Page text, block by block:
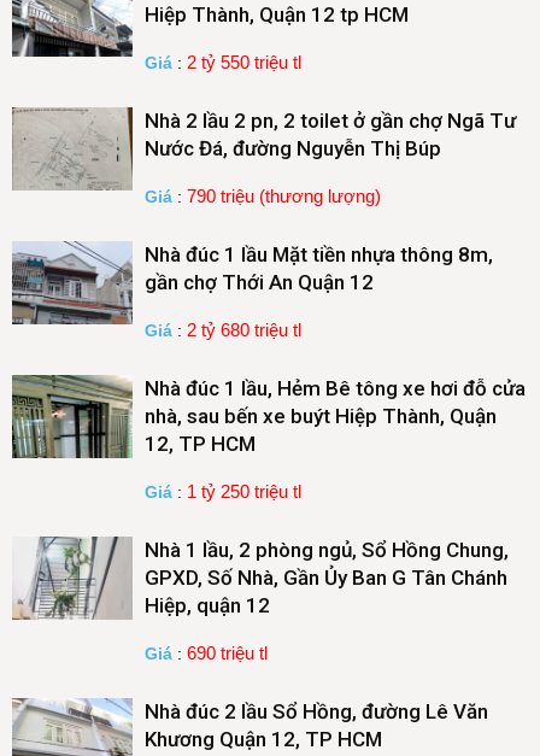
Hiệp Thành, Quận 12 tp HCM
Giá : 2 tỷ 550 triệu tl
Nhà 2 lầu 2 pn, 2 toilet ở gần chợ Ngã Tư
Nước Đá, đường Nguyễn Thị Búp
Giá : 790 triệu (thương lượng)
Nhà đúc 1 lầu Mặt tiền nhựa thông 8m,
gần chợ Thới An Quận 12
Giá : 2 tỷ 680 triệu tl
Nhà đúc 1 lầu, Hẻm Bê tông xe hơi đỗ cửa
nhà, sau bến xe buýt Hiệp Thành, Quận
12, TP HCM
Giá : 1 tỷ 250 triệu tl
Nhà 1 lầu, 2 phòng ngủ, Sổ Hồng Chung,
GPXD, Số Nhà, Gần Ủy Ban G Tân Chánh
Hiệp, quận 12
Giá : 690 triệu tl
Nhà đúc 2 lầu Sổ Hồng, đường Lê Văn
Khương Quận 12, TP HCM